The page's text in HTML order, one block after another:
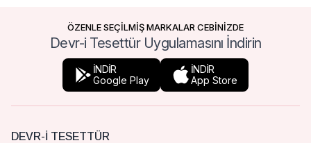
ÖZENLE SEÇİLMİŞ MARKALAR CEBİNİZDE
Devr-i Tesettür Uygulamasını İndirin
İNDİR
Google Play
İNDİR
App Store
DEVR-I TESETTÜR